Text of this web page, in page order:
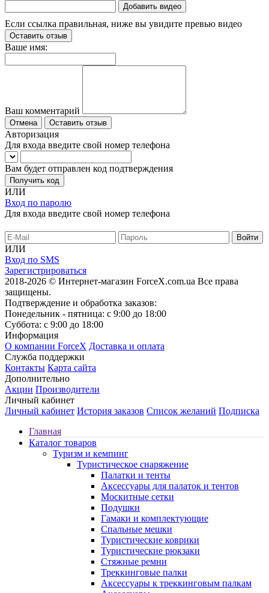
Добавить видео
Если ссылка правильная, ниже вы увидите превью видео
Оставить отзыв
Ваше имя:
Ваш комментарий
Отмена Оставить отзыв
Авторизация
Для входа введите свой номер телефона
Вам будет отправлен код подтверждения
Получить код
ИЛИ
Вход по паролю
Для входа введите свой номер телефона
ИЛИ
Вход по SMS
Зарегистрироваться
2018-2026 © Интернет-магазин ForceX.com.ua Все права
защищены.
Подтверждение и обработка заказов:
Понедельник - пятница: с 9:00 до 18:00
Суббота: с 9:00 до 18:00
Информация
О компании ForceX Доставка и оплата
Служба поддержки
Контакты Карта сайта
Дополнительно
Акции Производители
Личный кабинет
Личный кабинет История заказов Список желаний Подписка
Главная
Каталог товаров
Туризм и кемпинг
Туристическое снаряжение
Палатки и тенты
Аксессуары для палаток и тентов
Москитные сетки
Подушки
Гамаки и комплектующие
Спальные мешки
Туристические коврики
Туристические рюкзаки
Стяжные ремни
Треккинговые палки
Аксессуары к треккинговым палкам